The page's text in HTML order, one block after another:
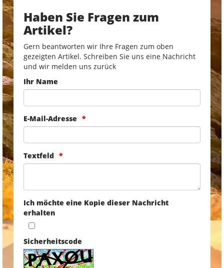
Haben Sie Fragen zum
Artikel?
Gern beantworten wir Ihre Fragen zum oben
gezeigten Artikel. Schreiben Sie uns eine Nachricht
und wir melden uns zurück
Ihr Name
E-Mail-Adresse
Textfeld
Ich möchte eine Kopie dieser Nachricht
erhalten
Sicherheitscode